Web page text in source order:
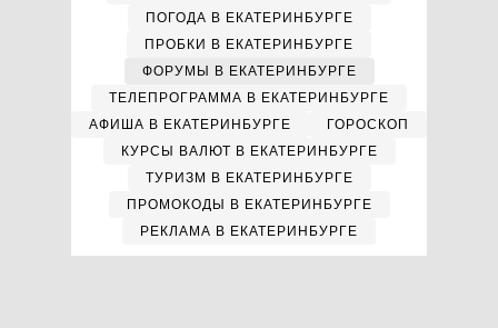
ПОГОДА В ЕКАТЕРИНБУРГЕ
ПРОБКИ В ЕКАТЕРИНБУРГЕ
ФОРУМЫ В ЕКАТЕРИНБУРГЕ
ТЕЛЕПРОГРАММА В ЕКАТЕРИНБУРГЕ
АФИША В ЕКАТЕРИНБУРГЕ
ГОРОСКОП
КУРСЫ ВАЛЮТ В ЕКАТЕРИНБУРГЕ
ТУРИЗМ В ЕКАТЕРИНБУРГЕ
ПРОМОКОДЫ В ЕКАТЕРИНБУРГЕ
РЕКЛАМА В ЕКАТЕРИНБУРГЕ